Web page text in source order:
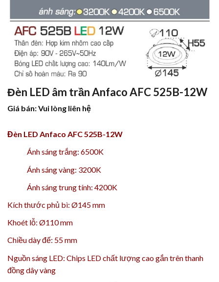
Đèn LED âm trần Anfaco AFC 525B-12W
Giá bán: Vui lòng liên hệ
Đèn LED Anfaco AFC 525B-12W
Ánh sáng trắng: 6500K
Ánh sáng vàng: 3200K
Ánh sáng trung tính: 4200K
Kích thước phủ bì: Ø145 mm
Khoét lỗ: Ø110 mm
Chiều dày đế: 55 mm
Nguồn sáng LED: Chips LED chất lượng cao gắn trên thanh
đồng dây vàng